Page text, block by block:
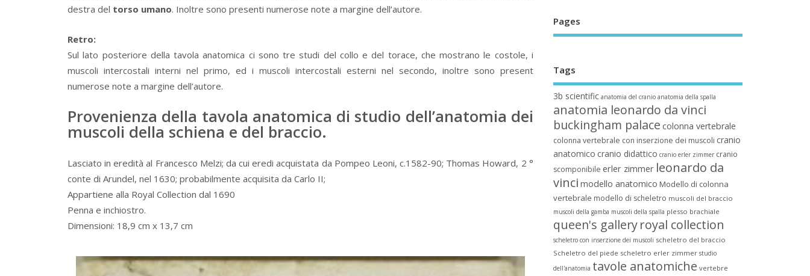
destra del torso umano. Inoltre sono presenti numerose note a margine dell’autore.
Retro:
Sul lato posteriore della tavola anatomica ci sono tre studi del collo e del torace, che mostrano le costole, i
muscoli intercostali interni nel primo, ed i muscoli intercostali esterni nel secondo, inoltre sono present
numerose note a margine dell’autore.
Provenienza della tavola anatomica di studio dell’anatomia dei
muscoli della schiena e del braccio.
Lasciato in eredità al Francesco Melzi; da cui eredi acquistata da Pompeo Leoni, c.1582-90; Thomas Howard, 2 °
conte di Arundel, nel 1630; probabilmente acquisita da Carlo II;
Appartiene alla Royal Collection dal 1690
Penna e inchiostro.
Dimensioni: 18,9 cm x 13,7 cm
Pages
Tags
3b scientific anatomia del cranio anatomia della spalla
anatomia leonardo da vinci
buckingham palace colonna vertebrale
colonna vertebrale con inserzione dei muscoli cranio
anatomico cranio didattico cranio erler zimmer cranio
scomponibile erler zimmer leonardo da
vinci modello anatomico Modello di colonna
vertebrale modello di scheletro muscoli del braccio
muscoli della gamba muscoli della spalla plesso brachiale
queen's galleryroyal collection
scheletro con inserzione dei muscoli scheletro del braccio
Scheletro del piede scheletro erler zimmer studio
dell'anatomia tavole anatomiche vertebre